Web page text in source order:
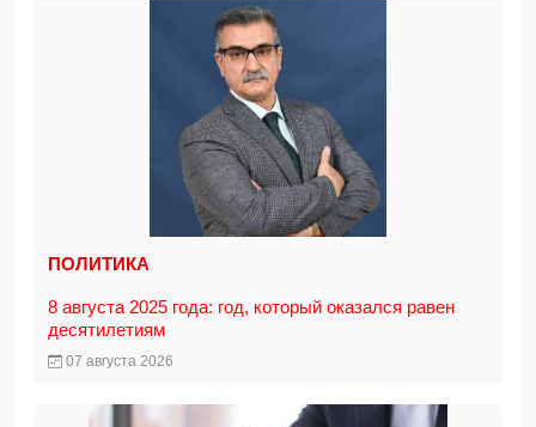
ПОЛИТИКА
8 августа 2025 года: год, который оказался равен
десятилетиям
07 августа 2026